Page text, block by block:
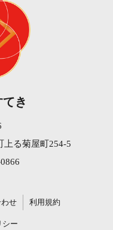
てき
上る菊屋町254-5
せ 利用規約
シー